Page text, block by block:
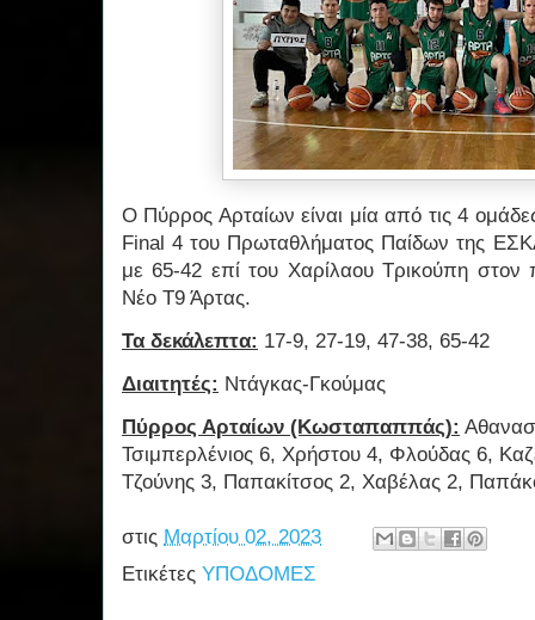
Ο Πύρρος Αρταίων είναι μία από τις 4
Final 4 του Πρωταθλήματος Παίδων της
με 65-42 επί του Χαρίλαου Τρικούπη στον
Νέο Τ9 Άρτας.
Τα δεκάλεπτα: 17-9, 27-19, 47-38, 65-42
Διαιτητές: Ντάγκας-Γκούμας
Πύρρος Αρταίων (Κωσταπαππάς):
Τσιμπερλένιος 6, Χρήστου 4, Φλούδας 6,
Τζούνης 3, Παπακίτσος 2, Χαβέλας 2,
στις Μαρτίου 02, 2023
Ετικέτες ΥΠΟΔΟΜΕΣ